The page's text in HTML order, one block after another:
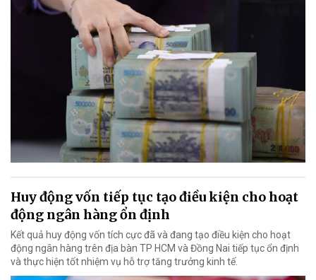
Huy động vốn tiếp tục tạo điều kiện cho hoạt
động ngân hàng ổn định
Kết quả huy động vốn tích cực đã và đang tạo điều kiện cho hoạt
động ngân hàng trên địa bàn TP HCM và Đồng Nai tiếp tục ổn định
và thực hiện tốt nhiệm vụ hỗ trợ tăng trưởng kinh tế.